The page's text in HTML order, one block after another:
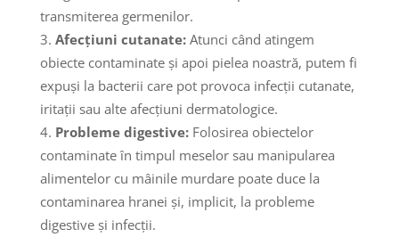
transmiterea germenilor.
Afecțiuni cutanate:Atunci când atingem
obiecte contaminate și apoi pielea noastră, putem fi
expuși la bacterii care pot provoca infecții cutanate,
iritații sau alte afecțiuni dermatologice.
Probleme digestive:Folosirea obiectelor
contaminate în timpul meselor sau manipularea
alimentelor cu mâinile murdare poate duce la
contaminarea hranei și, implicit, la probleme
digestive și infecții.